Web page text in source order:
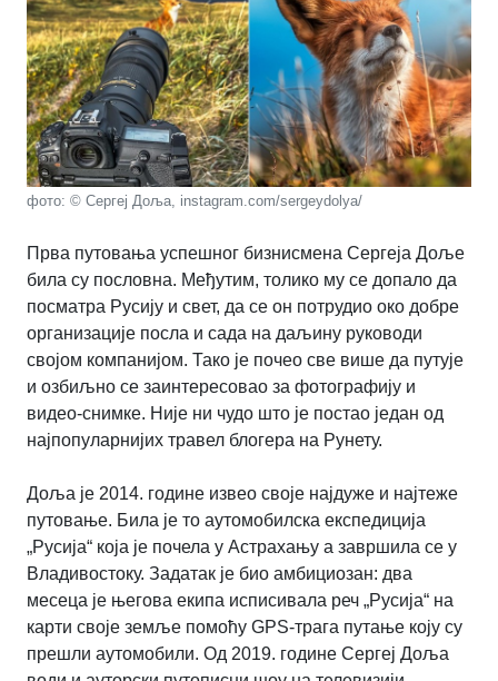
фото: © Сергеј Доља, instagram.com/sergeydolya/
Прва путовања успешног бизнисмена Сергеја Доље
била су пословна. Међутим, толико му се допало да
посматра Русију и свет, да се он потрудио око добре
организације посла и сада на даљину руководи
својом компанијом. Тако је почео све више да путује
и озбиљно се заинтересовао за фотографију и
видео-снимке. Није ни чудо што је постао један од
најпопуларнијих травел блогера на Рунету.
Доља је 2014. године извео своје најдуже и најтеже
путовање. Била је то аутомобилска експедиција
„Русија“ која је почела у Астрахању а завршила се у
Владивостоку. Задатак је био амбициозан: два
месеца је његова екипа исписивала реч „Русија“ на
карти своје земље помоћу GPS-трага путање коју су
прешли аутомобили. Од 2019. године Сергеј Доља